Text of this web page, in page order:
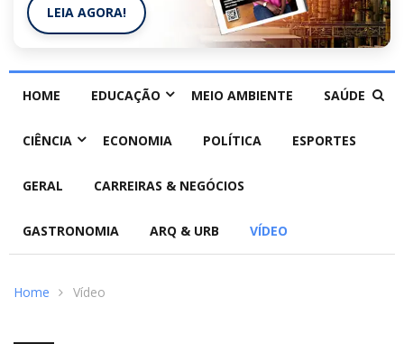
LEIA AGORA!
HOME EDUCAÇÃO MEIO AMBIENTE SAÚDE
CIÊNCIA ECONOMIA POLÍTICA ESPORTES
GERAL CARREIRAS & NEGÓCIOS
GASTRONOMIA ARQ & URB VÍDEO
Home Vídeo